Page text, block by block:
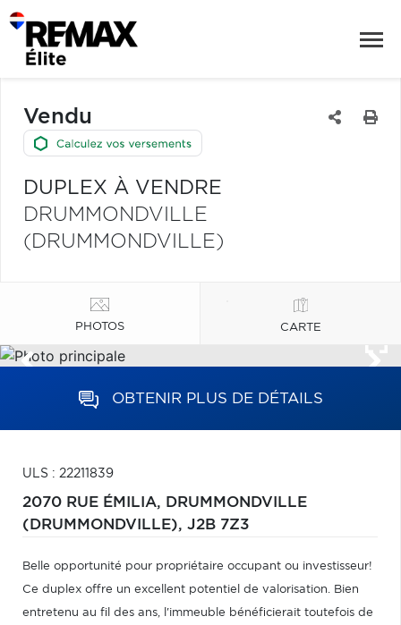
Vendu
DUPLEX À VENDRE
DRUMMONDVILLE
(DRUMMONDVILLE)
PHOTOS CARTE
OBTENIR PLUS DE DÉTAILS
ULS : 22211839
2070 RUE ÉMILIA, DRUMMONDVILLE
(DRUMMONDVILLE), J2B 7Z3
Belle opportunité pour propriétaire occupant ou investisseur!
Ce duplex offre un excellent potentiel de valorisation. Bien
entretenu au fil des ans, l'immeuble bénéficierait toutefois de